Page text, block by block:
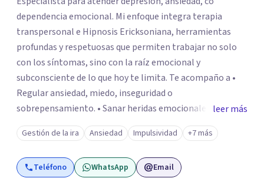
dependencia emocional. Mi enfoque integra terapia
transpersonal e Hipnosis Ericksoniana, herramientas
profundas y respetuosas que permiten trabajar no solo
con los síntomas, sino con la raíz emocional y
subconsciente de lo que hoy te limita. Te acompaño a •
Regular ansiedad, miedo, inseguridad o
sobrepensamiento. • Sanar heridas emocionales y
fortalecer tu autoestima. . Comprender por qué repites
ciertos patrones o emociones. Puedes superar lo que te
preocupa y lograr tus objetivos más pronto de lo que
imaginas. Contáctame por Wahtsapp. Puedo ayudarte.
leer más
Gestión de la ira Ansiedad Impulsividad +7 más
Teléfono WhatsApp Email